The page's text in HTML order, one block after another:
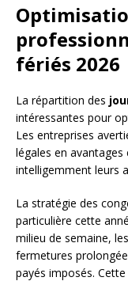
fériés 2026
La répartition des
intéressantes pour
Les entreprises
légales en
intelligemment leurs
La stratégie des
particulière cette
milieu de semaine,
fermetures
payés imposés.